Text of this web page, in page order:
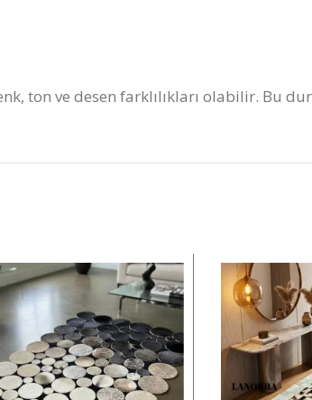
ton ve desen farklılıkları olabilir. Bu